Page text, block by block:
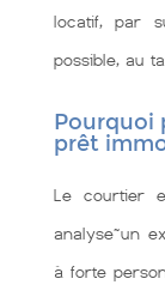
locatif, par
possible, au
Pourquoi
prêt
Le courtier
analyse~un
à forte